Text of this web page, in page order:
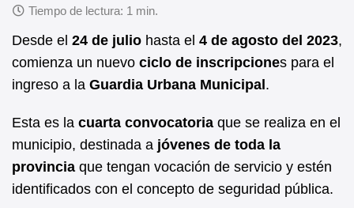
c
e
b
o
o
k
at
s
A
p
p
Desde el 24 de julio hasta el 4 de agosto del 2023,
comienza un nuevo ciclo de inscripciones para el
ingreso a la Guardia Urbana Municipal.
Esta es la cuarta convocatoria que se realiza en el
municipio, destinada a jóvenes de toda la
provincia que tengan vocación de servicio y estén
identificados con el concepto de seguridad pública.